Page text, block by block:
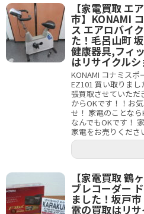
【家電買取 エ
市】KONAMI
ス エアロバイ
た！毛呂山町
健康器具,フィ
はリサイクル
KONAMI コナミス
EZ101 買い取りま
張買取させていただ
からOKです！！お
せ！ 家電のことなら
なんでもOKです！
家電をお売りくださ
【家電買取 鶴
ブレコーダー
ました！坂戸
電の買取はリ